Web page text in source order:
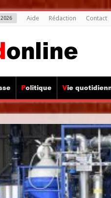
Aide Rédaction Contact
Politique Vie